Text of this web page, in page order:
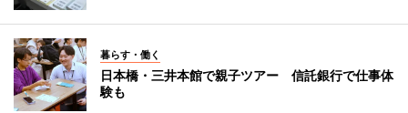
暮らす・働く
日本橋・三井本館で親子ツアー 信託銀行で仕事体
験も